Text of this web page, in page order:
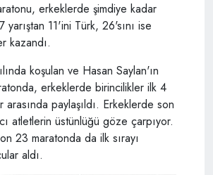
erkeklerde şimdiye kadar
11'ini Türk, 26'sını ise
kazandı.
koşulan ve Hasan Saylan'ın
erkeklerde birincilikler ilk 4
arasında paylaşıldı. Erkeklerde son
atletlerin üstünlüğü göze çarpıyor.
23 maratonda da ilk sırayı
aldı.